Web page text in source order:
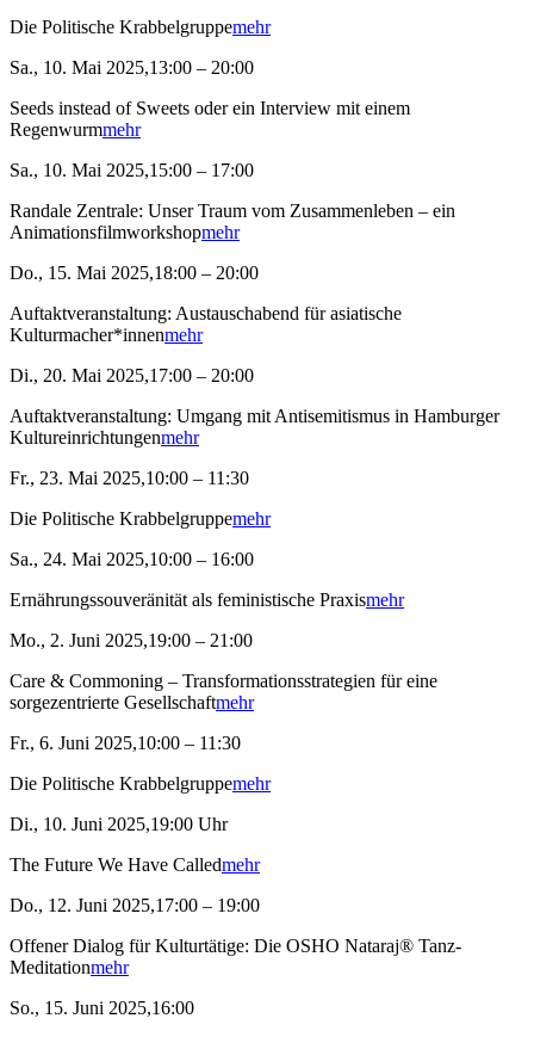
Die Politische Krabbelgruppemehr
Sa., 10. Mai 2025,13:00 – 20:00
Seeds instead of Sweets oder ein Interview mit einem
Regenwurmmehr
Sa., 10. Mai 2025,15:00 – 17:00
Randale Zentrale: Unser Traum vom Zusammenleben – ein
Animationsfilmworkshopmehr
Do., 15. Mai 2025,18:00 – 20:00
Auftaktveranstaltung: Austauschabend für asiatische
Kulturmacher*innenmehr
Di., 20. Mai 2025,17:00 – 20:00
Auftaktveranstaltung: Umgang mit Antisemitismus in Hamburger
Kultureinrichtungenmehr
Fr., 23. Mai 2025,10:00 – 11:30
Die Politische Krabbelgruppemehr
Sa., 24. Mai 2025,10:00 – 16:00
Ernährungssouveränität als feministische Praxismehr
Mo., 2. Juni 2025,19:00 – 21:00
Care & Commoning – Transformationsstrategien für eine
sorgezentrierte Gesellschaftmehr
Fr., 6. Juni 2025,10:00 – 11:30
Die Politische Krabbelgruppemehr
Di., 10. Juni 2025,19:00 Uhr
The Future We Have Calledmehr
Do., 12. Juni 2025,17:00 – 19:00
Offener Dialog für Kulturtätige: Die OSHO Nataraj® Tanz-
Meditationmehr
So., 15. Juni 2025,16:00